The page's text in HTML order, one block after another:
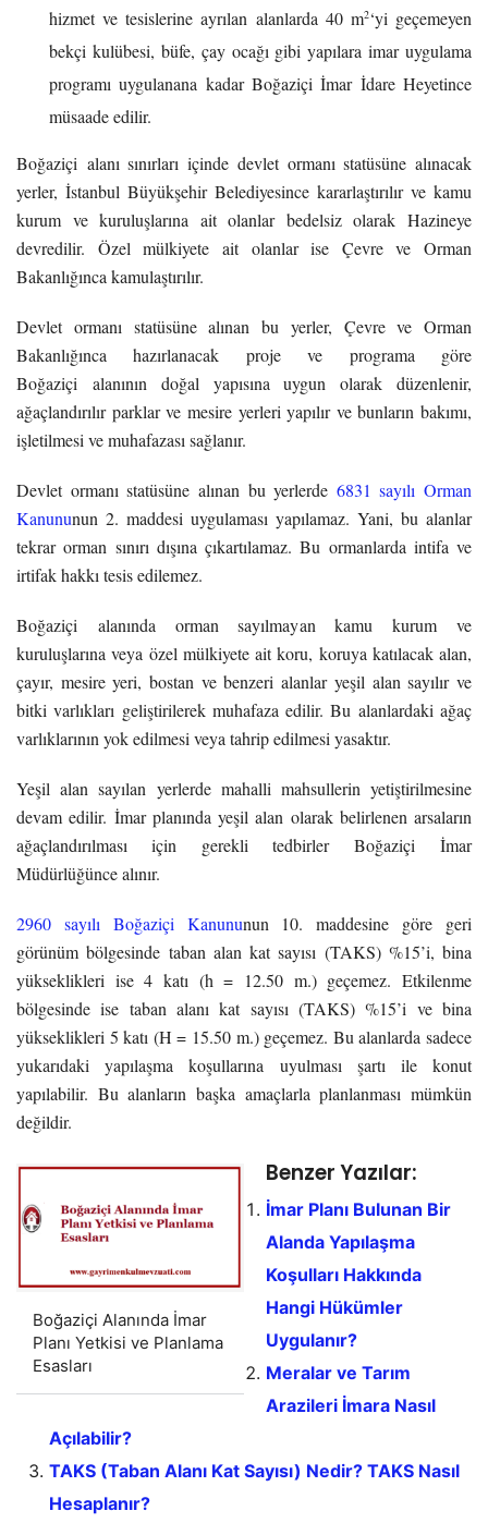
hizmet ve tesislerine ayrılan alanlarda 40 m2‘yi geçemeyen
bekçi kulübesi, büfe, çay ocağı gibi yapılara imar uygulama
programı uygulanana kadar Boğaziçi İmar İdare Heyetince
müsaade edilir.
Boğaziçi alanı sınırları içinde devlet ormanı statüsüne alınacak
yerler, İstanbul Büyükşehir Belediyesince kararlaştırılır ve kamu
kurum ve kuruluşlarına ait olanlar bedelsiz olarak Hazineye
devredilir. Özel mülkiyete ait olanlar ise Çevre ve Orman
Bakanlığınca kamulaştırılır.
Devlet ormanı statüsüne alınan bu yerler, Çevre ve Orman
Bakanlığınca hazırlanacak proje ve programa göre
Boğaziçi alanının doğal yapısına uygun olarak düzenlenir,
ağaçlandırılır parklar ve mesire yerleri yapılır ve bunların bakımı,
işletilmesi ve muhafazası sağlanır.
Devlet ormanı statüsüne alınan bu yerlerde 6831 sayılı Orman
Kanununun 2. maddesi uygulaması yapılamaz. Yani, bu alanlar
tekrar orman sınırı dışına çıkartılamaz. Bu ormanlarda intifa ve
irtifak hakkı tesis edilemez.
Boğaziçi alanında orman sayılmayan kamu kurum ve
kuruluşlarına veya özel mülkiyete ait koru, koruya katılacak alan,
çayır, mesire yeri, bostan ve benzeri alanlar yeşil alan sayılır ve
bitki varlıkları geliştirilerek muhafaza edilir. Bu alanlardaki ağaç
varlıklarının yok edilmesi veya tahrip edilmesi yasaktır.
Yeşil alan sayılan yerlerde mahalli mahsullerin yetiştirilmesine
devam edilir. İmar planında yeşil alan olarak belirlenen arsaların
ağaçlandırılması için gerekli tedbirler Boğaziçi İmar
Müdürlüğünce alınır.
2960 sayılı Boğaziçi Kanununun 10. maddesine göre geri
görünüm bölgesinde taban alan kat sayısı (TAKS) %15’i, bina
yükseklikleri ise 4 katı (h = 12.50 m.) geçemez. Etkilenme
bölgesinde ise taban alanı kat sayısı (TAKS) %15’i ve bina
yükseklikleri 5 katı (H = 15.50 m.) geçemez. Bu alanlarda sadece
yukarıdaki yapılaşma koşullarına uyulması şartı ile konut
yapılabilir. Bu alanların başka amaçlarla planlanması mümkün
değildir.
Boğaziçi Alanında İmar
Planı Yetkisi ve Planlama
Esasları
Benzer Yazılar:
İmar Planı Bulunan Bir
Alanda Yapılaşma
Koşulları Hakkında
Hangi Hükümler
Uygulanır?
Meralar ve Tarım
Arazileri İmara Nasıl
Açılabilir?
TAKS (Taban Alanı Kat Sayısı) Nedir? TAKS Nasıl
Hesaplanır?